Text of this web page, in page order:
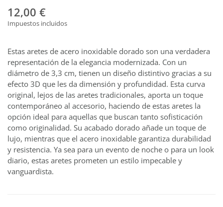
12,00 €
Impuestos incluidos
Estas aretes de acero inoxidable dorado son una verdadera
representación de la elegancia modernizada. Con un
diámetro de 3,3 cm, tienen un diseño distintivo gracias a su
efecto 3D que les da dimensión y profundidad. Esta curva
original, lejos de las aretes tradicionales, aporta un toque
contemporáneo al accesorio, haciendo de estas aretes la
opción ideal para aquellas que buscan tanto sofisticación
como originalidad. Su acabado dorado añade un toque de
lujo, mientras que el acero inoxidable garantiza durabilidad
y resistencia. Ya sea para un evento de noche o para un look
diario, estas aretes prometen un estilo impecable y
vanguardista.